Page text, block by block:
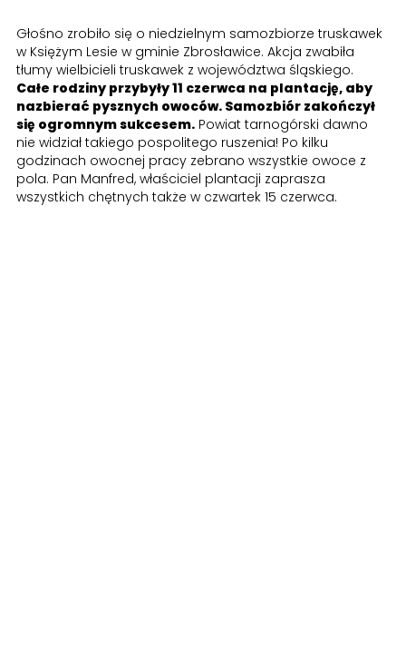
Głośno zrobiło się o niedzielnym samozbiorze truskawek
w Księżym Lesie w gminie Zbrosławice. Akcja zwabiła
tłumy wielbicieli truskawek z województwa śląskiego.
Całe rodziny przybyły 11 czerwca na plantację, aby
nazbierać pysznych owoców. Samozbiór zakończył
się ogromnym sukcesem. Powiat tarnogórski dawno
nie widział takiego pospolitego ruszenia! Po kilku
godzinach owocnej pracy zebrano wszystkie owoce z
pola. Pan Manfred, właściciel plantacji zaprasza
wszystkich chętnych także w czwartek 15 czerwca.